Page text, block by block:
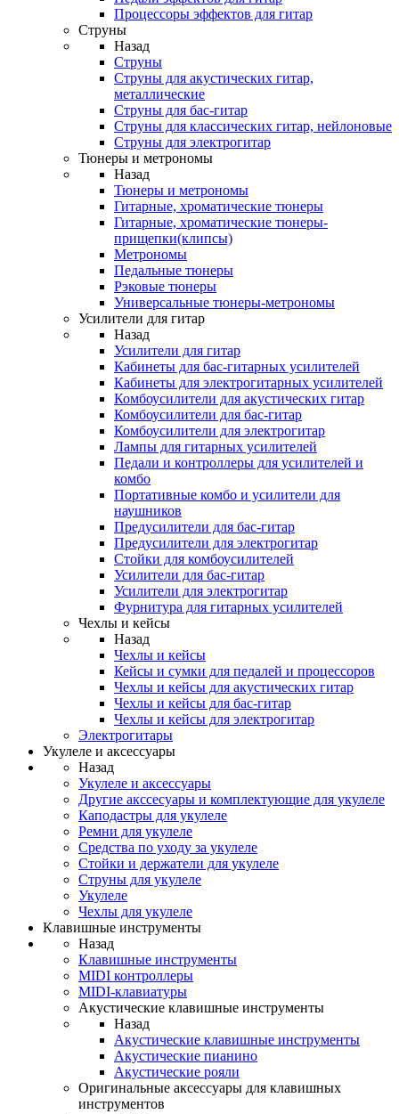
Процессоры эффектов для гитар
Струны
Назад
Струны
Струны для акустических гитар,
металлические
Струны для бас-гитар
Струны для классических гитар, нейлоновые
Струны для электрогитар
Тюнеры и метрономы
Назад
Тюнеры и метрономы
Гитарные, хроматические тюнеры
Гитарные, хроматические тюнеры-
прищепки(клипсы)
Метрономы
Педальные тюнеры
Рэковые тюнеры
Универсальные тюнеры-метрономы
Усилители для гитар
Назад
Усилители для гитар
Кабинеты для бас-гитарных усилителей
Кабинеты для электрогитарных усилителей
Комбоусилители для акустических гитар
Комбоусилители для бас-гитар
Комбоусилители для электрогитар
Лампы для гитарных усилителей
Педали и контроллеры для усилителей и
комбо
Портативные комбо и усилители для
наушников
Предусилители для бас-гитар
Предусилители для электрогитар
Стойки для комбоусилителей
Усилители для бас-гитар
Усилители для электрогитар
Фурнитура для гитарных усилителей
Чехлы и кейсы
Назад
Чехлы и кейсы
Кейсы и сумки для педалей и процессоров
Чехлы и кейсы для акустических гитар
Чехлы и кейсы для бас-гитар
Чехлы и кейсы для электрогитар
Электрогитары
Укулеле и аксессуары
Назад
Укулеле и аксессуары
Другие акссесуары и комплектующие для укулеле
Каподастры для укулеле
Ремни для укулеле
Средства по уходу за укулеле
Стойки и держатели для укулеле
Струны для укулеле
Укулеле
Чехлы для укулеле
Клавишные инструменты
Назад
Клавишные инструменты
MIDI контроллеры
MIDI-клавиатуры
Акустические клавишные инструменты
Назад
Акустические клавишные инструменты
Акустические пианино
Акустические рояли
Оригинальные аксессуары для клавишных
инструментов